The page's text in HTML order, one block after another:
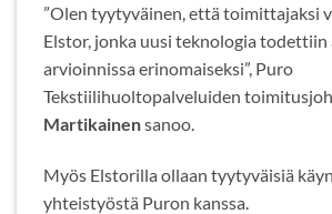
”Olen tyytyväinen, että toimittajaksi
Elstor, jonka uusi teknologia
arvioinnissa erinomaiseksi”, Puro
Tekstiilihuoltopalveluiden
Martikainensanoo.
Myös Elstorilla ollaan tyytyväisiä
yhteistyöstä Puron kanssa.